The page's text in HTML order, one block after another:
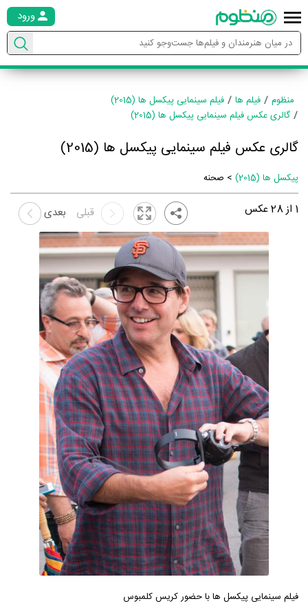
ورود
منظوم فیلم ها
فیلم سینمایی پیکسل ها (2015)
گالری عکس فیلم سینمایی پیکسل ها (2015)
گالری عکس فیلم سینمایی پیکسل ها (2015)
پیکسل ها (2015) > صحنه
1 از28عکس بعدی قبلی
فیلم سینمایی پیکسل ها با حضور کریس کلمبوس